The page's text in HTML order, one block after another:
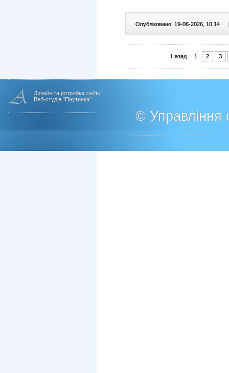
Опубліковано: 19-06-2026, 10:14 |
Назад 1 2 3
Дизайн та розробка сайту
Веб-студія "Паутинка"
© Управління